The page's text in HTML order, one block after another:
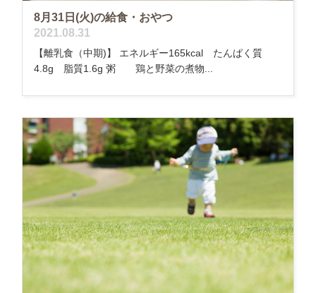
8月31日(火)の給食・おやつ
2021.08.31
【離乳食（中期)】 エネルギー165kcal たんぱく質
4.8g 脂質1.6g 粥 鶏と野菜の煮物...